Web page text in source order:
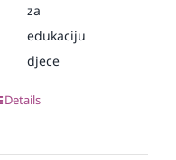
za
edukaciju
djece
Details